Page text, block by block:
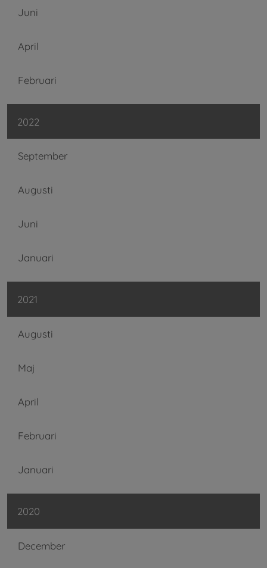
Juni
April
Februari
2022
September
Augusti
Juni
Januari
2021
Augusti
Maj
April
Februari
Januari
2020
December